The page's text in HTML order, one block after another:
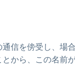
信を傍受し、場合
から、この名前